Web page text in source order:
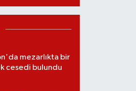
mezarlıkta bir
cesedi bulundu